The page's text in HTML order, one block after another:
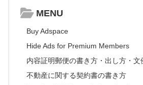
MENU
Buy Adspace
Hide Ads for Premium Members
内容証明郵便の書き方・出し方・文
不動産に関する契約書の書き方